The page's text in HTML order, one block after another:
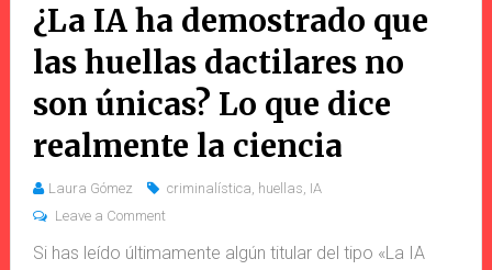
¿La IA ha demostrado que
las huellas dactilares no
son únicas? Lo que dice
realmente la ciencia
Laura Gómez criminalística, huellas, IA
Leave a Comment
Si has leído últimamente algún titular del tipo «La IA